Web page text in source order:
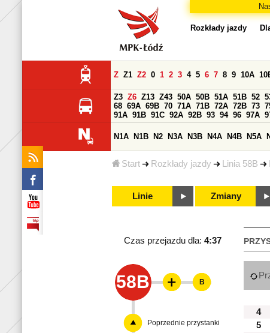
Start Rozkłady jazdy Linia 58B
Rozkłady jazdy
Z Z1 Z2 0 1 2 3 4 5 6 7 8 9 10A
Z3 Z6 Z13 Z43 50A 50B 51A 51B 52
68 69A 69B 70 71A 71B 72A 72B 73
91A 91B 91C 92A 92B 93 94 96 97A
N1A N1B N2 N3A N3B N4A N4B N5A
Linie Zmiany
Czas przejazdu dla: 4:37
58B
4
5
B
Poprzednie przystanki